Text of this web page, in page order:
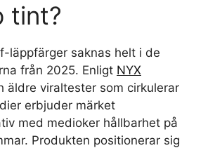
tint?
läppfärger saknas helt i de
från 2025. Enligt NYX
äldre viraltester som cirkulerar
erbjuder märket
med medioker hållbarhet på
Produkten positionerar sig